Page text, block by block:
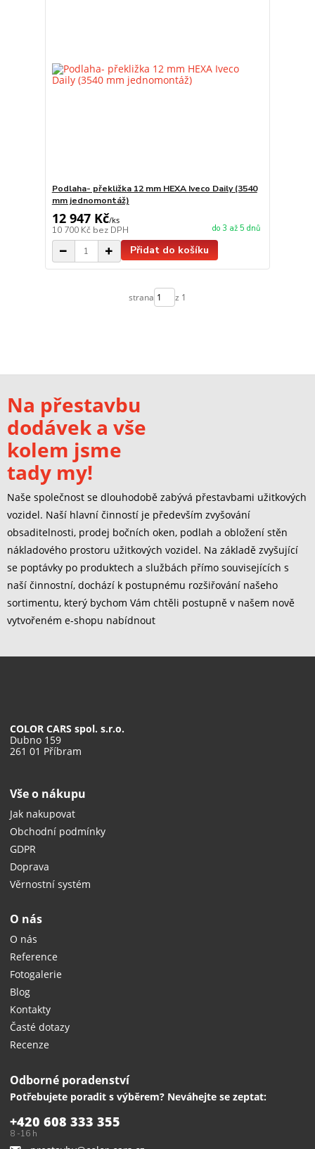
Podlaha- překližka 12 mm HEXA Iveco Daily (3540
mm jednomontáž)
12 947 Kč/ks
10 700 Kč bez DPH do 3 až 5 dnů
Přidat do košíku
strana z 1
Na přestavbu
dodávek a vše
kolem jsme
tady my!
Naše společnost se dlouhodobě zabývá přestavbami užitkových
vozidel. Naší hlavní činností je především zvyšování
obsaditelnosti, prodej bočních oken, podlah a obložení stěn
nákladového prostoru užitkových vozidel. Na základě zvyšující
se poptávky po produktech a službách přímo souvisejících s
naší činnostní, dochází k postupnému rozšiřování našeho
sortimentu, který bychom Vám chtěli postupně v našem nově
vytvořeném e-shopu nabídnout
COLOR CARS spol. s.r.o.
Dubno 159
261 01 Příbram
Vše o nákupu
Jak nakupovat
Obchodní podmínky
GDPR
Doprava
Věrnostní systém
O nás
O nás
Reference
Fotogalerie
Blog
Kontakty
Časté dotazy
Recenze
Odborné poradenství
Potřebujete poradit s výběrem? Neváhejte se zeptat:
+420 608 333 355
8 -16 h